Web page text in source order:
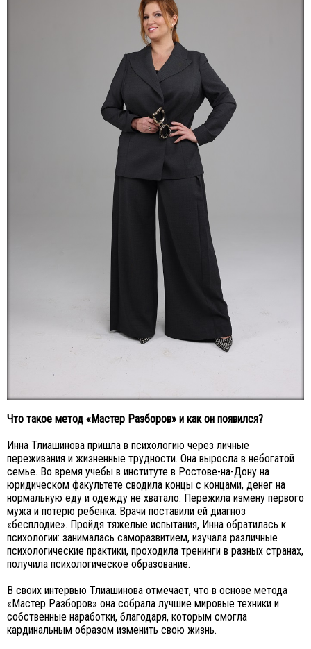
Что такое метод «Мастер Разборов» и как он появился?
Инна Тлиашинова пришла в психологию через личные
переживания и жизненные трудности. Она выросла в небогатой
семье. Во время учебы в институте в Ростове-на-Дону на
юридическом факультете сводила концы с концами, денег на
нормальную еду и одежду не хватало. Пережила измену первого
мужа и потерю ребенка. Врачи поставили ей диагноз
«бесплодие». Пройдя тяжелые испытания, Инна обратилась к
психологии: занималась саморазвитием, изучала различные
психологические практики, проходила тренинги в разных странах,
получила психологическое образование.
В своих интервью Тлиашинова отмечает, что в основе метода
«Мастер Разборов» она собрала лучшие мировые техники и
собственные наработки, благодаря, которым смогла
кардинальным образом изменить свою жизнь.